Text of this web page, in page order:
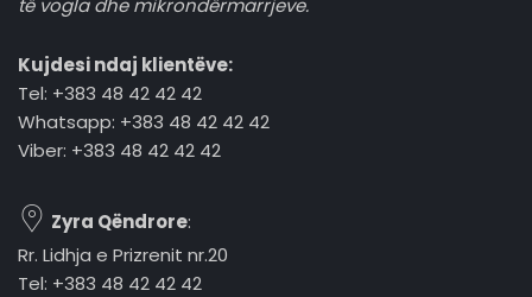
të vogla dhe mikrondërmarrjeve.
Kujdesi ndaj klientëve:
Tel: +383 48 42 42 42
Whatsapp: +383 48 42 42 42
Viber: +383 48 42 42 42
Zyra Qëndrore:
Rr. Lidhja e Prizrenit nr.20
Tel: +383 48 42 42 42